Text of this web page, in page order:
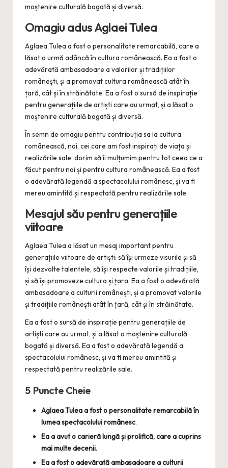
moștenire culturală bogată și diversă.
Omagiu adus Aglaei Tulea
Aglaea Tulea a fost o personalitate remarcabilă, care a
lăsat o urmă adâncă în cultura românească. Ea a fost o
adevărată ambasadoare a valorilor și tradițiilor
românești, și a promovat cultura românească atât în
țară, cât și în străinătate. Ea a fost o sursă de inspirație
pentru generațiile de artiști care au urmat, și a lăsat o
moștenire culturală bogată și diversă.
În semn de omagiu pentru contribuția sa la cultura
românească, noi, cei care am fost inspirați de viața și
realizările sale, dorim să îi mulțumim pentru tot ceea ce a
făcut pentru noi și pentru cultura românească. Ea a fost
o adevărată legendă a spectacolului românesc, și va fi
mereu amintită și respectată pentru realizările sale.
Mesajul său pentru generațiile
viitoare
Aglaea Tulea a lăsat un mesaj important pentru
generațiile viitoare de artiști: să își urmeze visurile și să
își dezvolte talentele, să își respecte valorile și tradițiile,
și să își promoveze cultura și țara. Ea a fost o adevărată
ambasadoare a culturii românești, și a promovat valorile
și tradițiile românești atât în țară, cât și în străinătate.
Ea a fost o sursă de inspirație pentru generațiile de
artiști care au urmat, și a lăsat o moștenire culturală
bogată și diversă. Ea a fost o adevărată legendă a
spectacolului românesc, și va fi mereu amintită și
respectată pentru realizările sale.
5 Puncte Cheie
Aglaea Tulea a fost o personalitate remarcabilă în
lumea spectacolului românesc.
Ea a avut o carieră lungă și prolifică, care a cuprins
mai multe decenii.
Ea a fost o adevărată ambasadoare a culturii